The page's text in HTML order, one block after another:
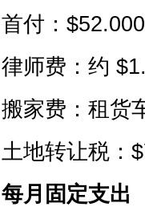
首付：
律师费：约
搬家费：租货
土地转让税：
每月固定支出